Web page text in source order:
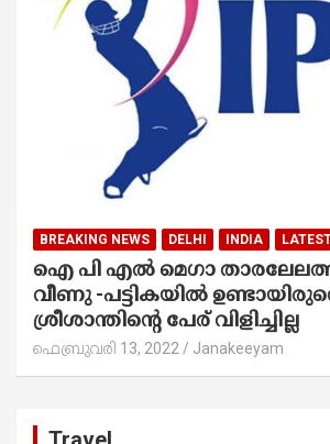
BREAKING NEWS DELHI INDIA
ഐ പി എൽ മെഗാ
വീണു -പട്ടികയിൽ
ശ്രീശാന്തിന്റെ പേര് വിളിച്ചില്ല
ഫെബ്രുവരി 13, 2022 Janakeeyam